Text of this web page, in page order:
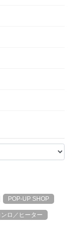
POP-UP SHOP
ロ／ヒーター